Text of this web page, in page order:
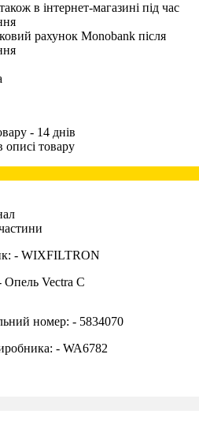
в інтернет-магазині під час
рахунок Monobank після
- 14 днів
описі товару
- WIXFILTRON
Опель Vectra C
номер: - 5834070
- WA6782